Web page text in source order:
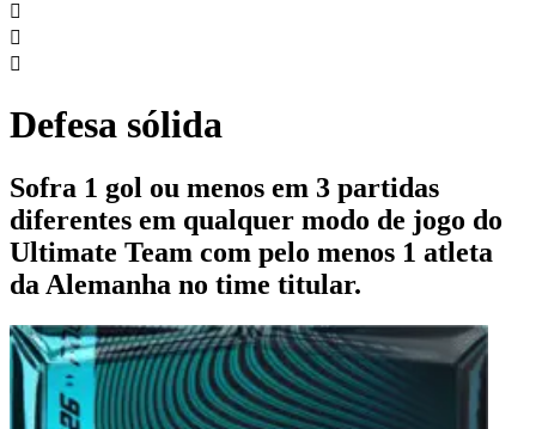



Defesa sólida
Sofra 1 gol ou menos em 3 partidas
diferentes em qualquer modo de jogo do
Ultimate Team com pelo menos 1 atleta
da Alemanha no time titular.